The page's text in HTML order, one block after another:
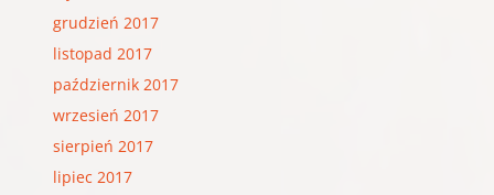
grudzień 2017
listopad 2017
październik 2017
wrzesień 2017
sierpień 2017
lipiec 2017